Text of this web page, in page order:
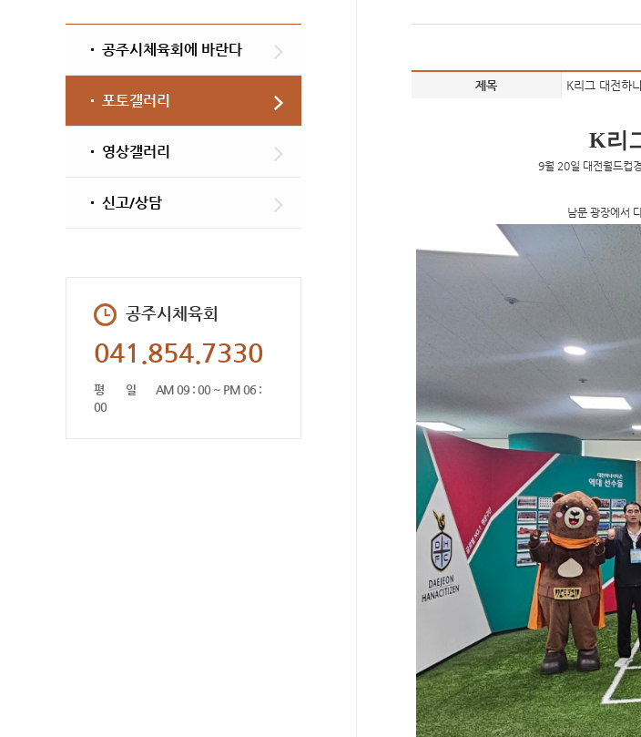
공주시체육회에 바란다
포토갤러리
영상갤러리
신고/상담
공주시체육회
041.854.7330
평 일
AM 09 : 00 ~ PM 06 :
00
제목 K리그 대전하
K리
9월 20일 대전월드컵
남문 광장에서